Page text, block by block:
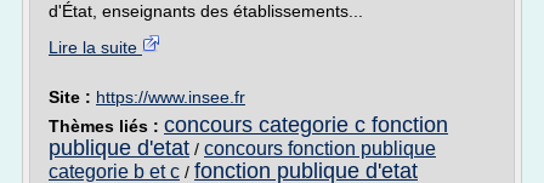
d'État, enseignants des établissements...
Lire la suite
Site : https://www.insee.fr
Thèmes liés : concours categorie c fonction
publique d'etat / concours fonction publique
categorie b et c / fonction publique d'etat